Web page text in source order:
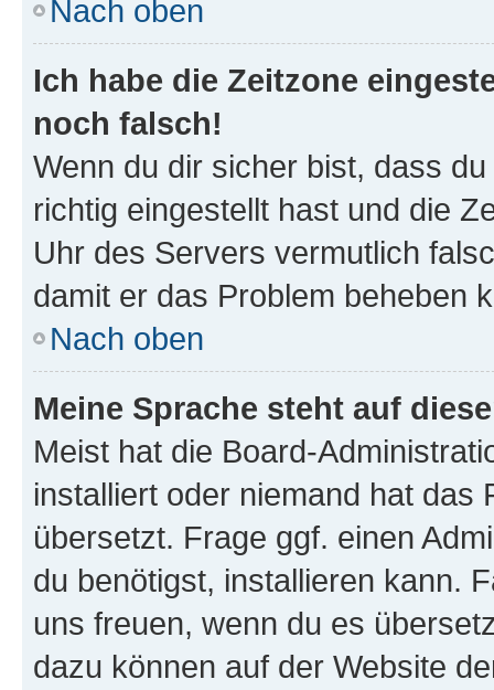
Nach oben
Ich habe die Zeitzone
noch falsch!
Wenn du dir sicher bist, dass
richtig eingestellt hast und die
Uhr des Servers vermutlich
damit er das Problem beheben
Nach oben
Meine Sprache steht auf
Meist hat die Board-
installiert oder niemand hat das
übersetzt. Frage ggf. einen
du benötigst, installieren kann.
uns freuen, wenn du es
dazu können auf der Website